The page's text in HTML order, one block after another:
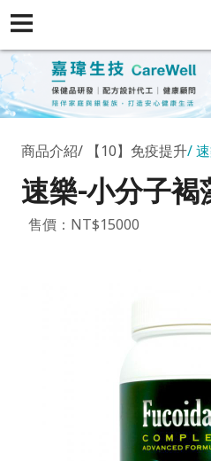
商品介紹 【10】免疫提升
速樂-小分子褐
售價：NT$15000